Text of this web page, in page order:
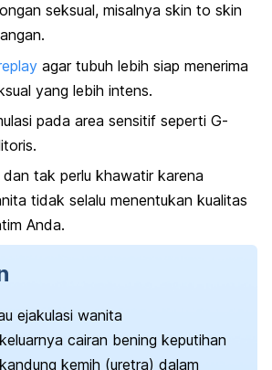
seksual, misalnya skin to skin
agar tubuh lebih siap menerima
yang lebih intens.
pada area sensitif seperti G-
tak perlu khawatir karena
tidak selalu menentukan kualitas
Anda.
ejakulasi wanita
keluarnya cairan bening keputihan
kemih (uretra) dalam